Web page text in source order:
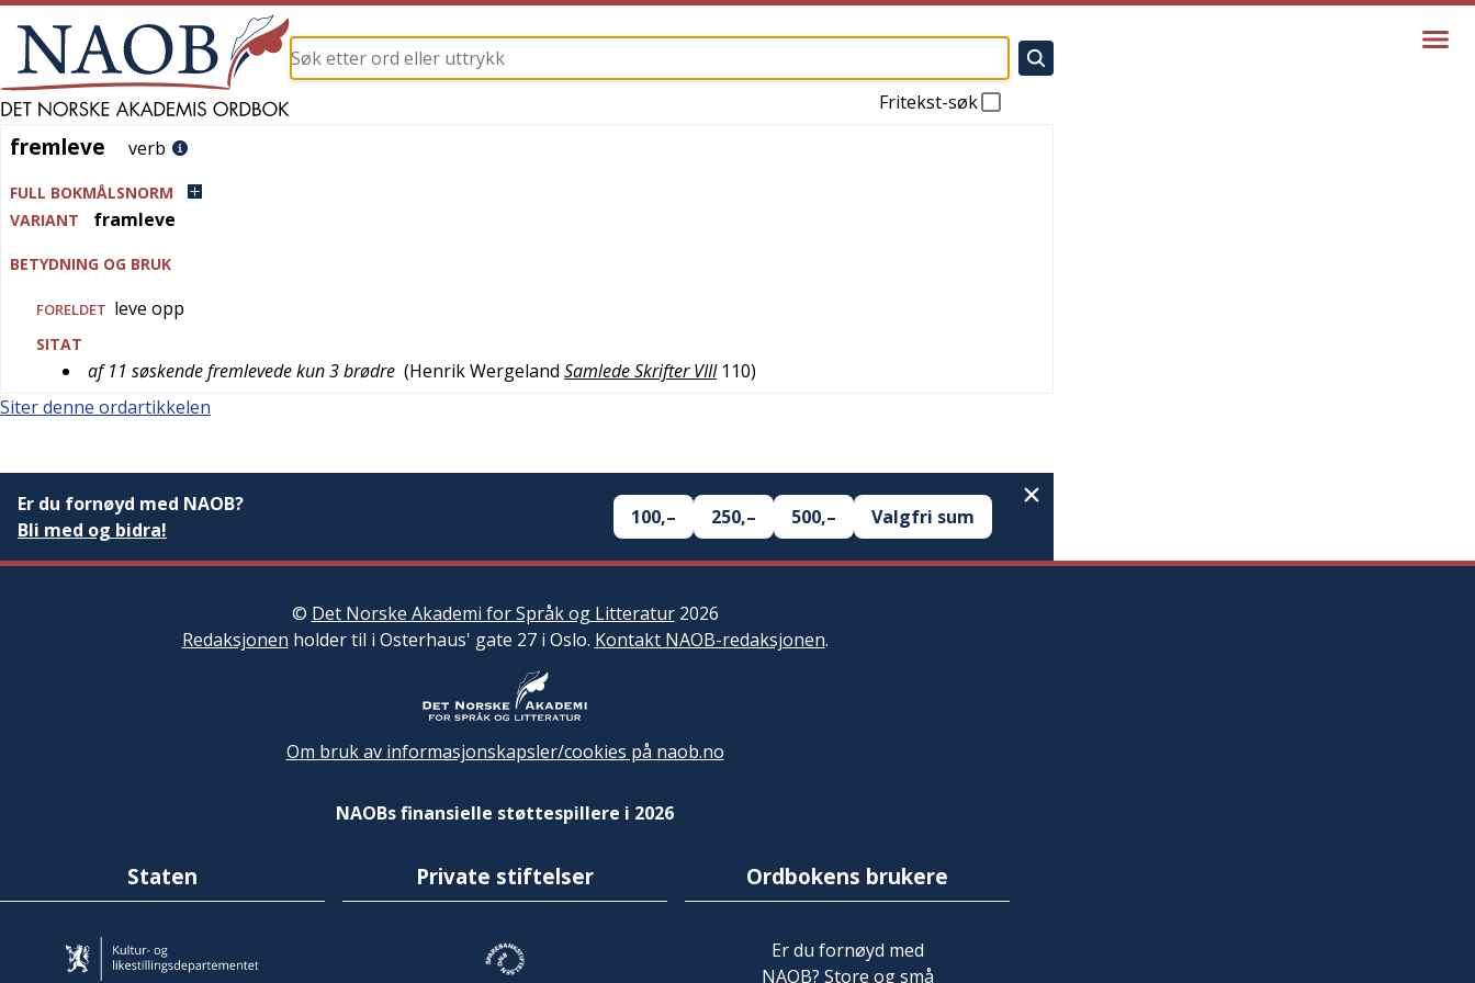
Fritekst-søk
fremleve
fremleve verb
FULL BOKMÅLSNORM
VARIANT
framleve
BETYDNING OG BRUK
FORELDET leve opp
SITAT
af 11 søskende fremlevede kun 3 brødre (Henrik Wergeland Samlede Skrifter VIII 110)
Siter denne ordartikkelen
Er du fornøyd med NAOB?
Bli med og bidra!
100,– 250,– 500,– Valgfri sum
© Det Norske Akademi for Språk og Litteratur2026
Redaksjonen holder til i Osterhaus' gate 27 i Oslo. Kontakt NAOB-redaksjonen.
Om bruk av informasjonskapsler/cookies på naob.no
NAOBs finansielle støttespillere i 2026
Staten Private stiftelser Ordbokens brukere
Er du fornøyd med
NAOB? Store og små